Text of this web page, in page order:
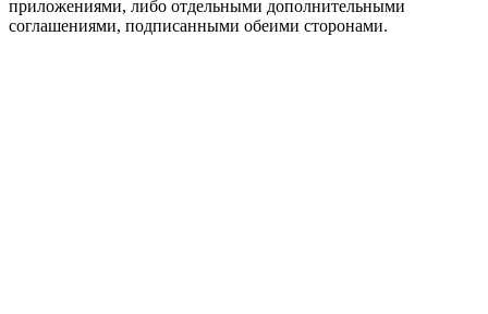
приложениями, либо отдельными дополнительными
соглашениями, подписанными обеими сторонами.